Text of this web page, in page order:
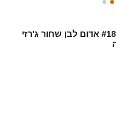
נשים סינגפור ניית׳ן מאו #18 אדום לבן שחור ג'רזי